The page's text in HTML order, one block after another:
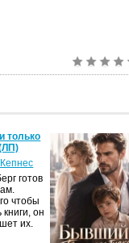
только
готов
чтобы
он
их.